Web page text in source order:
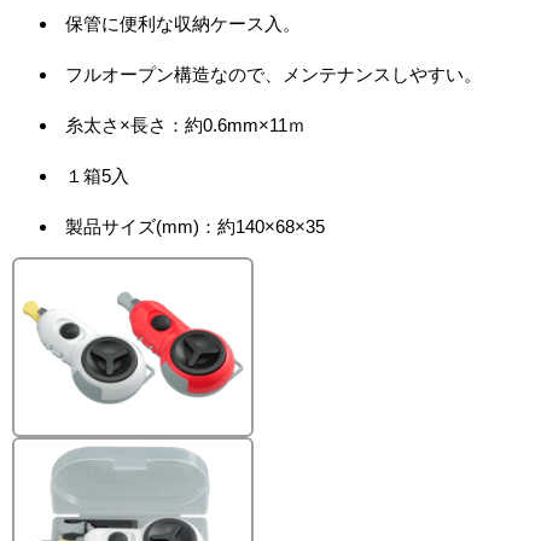
保管に便利な収納ケース入。
フルオープン構造なので、メンテナンスしやすい。
糸太さ×長さ：約0.6mm×11ｍ
１箱5入
製品サイズ(mm)：約140×68×35